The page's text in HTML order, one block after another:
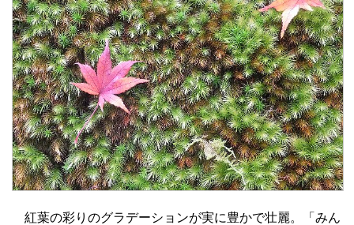
紅葉の彩りのグラデーションが実に豊かで壮麗。「みん